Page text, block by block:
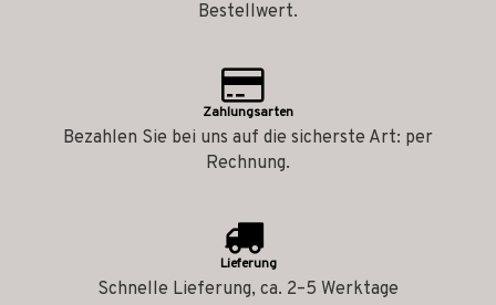
Bestellwert.
Zahlungsarten
Bezahlen Sie bei uns auf die sicherste Art: per
Rechnung.
Lieferung
Schnelle Lieferung, ca. 2–5 Werktage